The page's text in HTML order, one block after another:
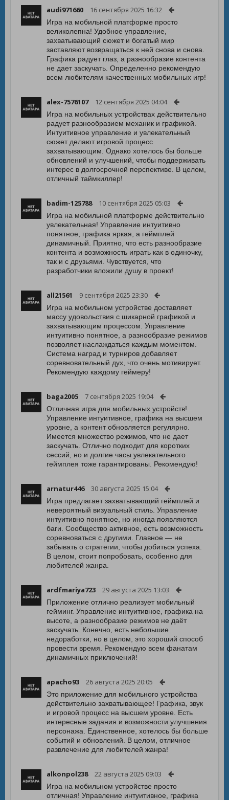
audi971660 16 сентября 2025 16:32
Игра на мобильной платформе просто
великолепна! Удобное управление,
захватывающий сюжет и богатый мир
заставляют возвращаться к ней снова и снова.
Графика радует глаз, а разнообразие контента
не дает заскучать. Определенно рекомендую
всем любителям качественных мобильных игр!
alex-7576107 12 сентября 2025 04:04
Игра на мобильных устройствах действительно
радует разнообразием механик и графикой.
Интуитивное управление и увлекательный
сюжет делают игровой процесс
захватывающим. Однако хотелось бы больше
обновлений и улучшений, чтобы поддерживать
интерес в долгосрочной перспективе. В целом,
отличный таймкиллер!
badim-125788 10 сентября 2025 05:03
Игра на мобильной платформе действительно
увлекательная! Управление интуитивно
понятное, графика яркая, а геймплей
динамичный. Приятно, что есть разнообразие
контента и возможность играть как в одиночку,
так и с друзьями. Чувствуется, что
разработчики вложили душу в проект!
all21561 9 сентября 2025 23:30
Игра на мобильном устройстве доставляет
массу удовольствия с шикарной графикой и
захватывающим процессом. Управление
интуитивно понятное, а разнообразие режимов
позволяет наслаждаться каждым моментом.
Система наград и турниров добавляет
соревновательный дух, что очень мотивирует.
Рекомендую каждому геймеру!
baga2005 7 сентября 2025 19:04
Отличная игра для мобильных устройств!
Управление интуитивное, графика на высшем
уровне, а контент обновляется регулярно.
Имеется множество режимов, что не дает
заскучать. Отлично подходит для коротких
сессий, но и долгие часы увлекательного
геймплея тоже гарантированы. Рекомендую!
arnatur446 30 августа 2025 15:04
Игра предлагает захватывающий геймплей и
невероятный визуальный стиль. Управление
интуитивно понятное, но иногда появляются
баги. Сообщество активное, есть возможность
соревноваться с другими. Главное — не
забывать о стратегии, чтобы добиться успеха.
В целом, стоит попробовать, особенно для
любителей жанра.
ardfmariya723 29 августа 2025 13:03
Приложение отлично реализует мобильный
гейминг. Управление интуитивное, графика на
высоте, а разнообразие режимов не даёт
заскучать. Конечно, есть небольшие
недоработки, но в целом, это хороший способ
провести время. Рекомендую всем фанатам
динамичных приключений!
apacho93 26 августа 2025 20:05
Это приложение для мобильного устройства
действительно захватывающее! Графика, звук
и игровой процесс на высшем уровне. Есть
интересные задания и возможности улучшения
персонажа. Единственное, хотелось бы больше
событий и обновлений. В целом, отличное
развлечение для любителей жанра!
alkonpol238 22 августа 2025 09:03
Игра на мобильном устройстве просто
отличная! Управление интуитивное, графика